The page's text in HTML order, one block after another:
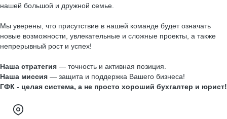
нашей большой и дружной семье.
Мы уверены, что присутствие в нашей команде будет означать
новые возможности, увлекательные и сложные проекты, а также
непрерывный рост и успех!
Наша стратегия — точность и активная позиция.
Наша миссия — защита и поддержка Вашего бизнеса!
ГФК - целая система, а не просто хороший бухгалтер и юрист!